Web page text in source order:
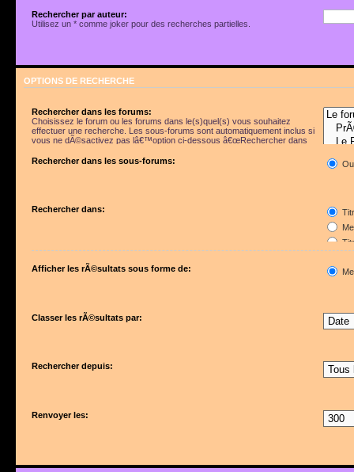
Rechercher par auteur:
Utilisez un * comme joker pour des recherches partielles.
OPTIONS DE RECHERCHE
Rechercher dans les forums:
Choisissez le forum ou les forums dans le(s)quel(s) vous souhaitez
effectuer une recherche. Les sous-forums sont automatiquement inclus si
vous ne dÃ©sactivez pas lâ€™option ci-dessous â€œRechercher dans
Rechercher dans les sous-forums:
Rechercher dans:
Afficher les rÃ©sultats sous forme de:
Classer les rÃ©sultats par:
Rechercher depuis:
Renvoyer les: